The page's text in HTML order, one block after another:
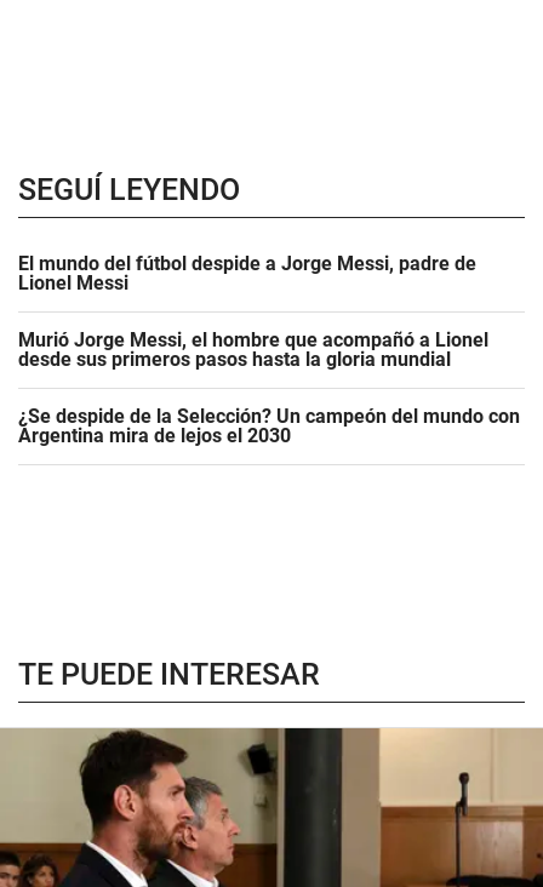
SEGUÍ LEYENDO
El mundo del fútbol despide a Jorge Messi, padre de
Lionel Messi
Murió Jorge Messi, el hombre que acompañó a Lionel
desde sus primeros pasos hasta la gloria mundial
¿Se despide de la Selección? Un campeón del mundo con
Argentina mira de lejos el 2030
TE PUEDE INTERESAR